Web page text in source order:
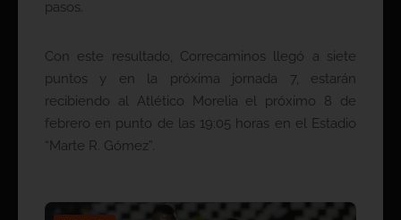
pasos.
Con este resultado, Correcaminos llegó a siete
puntos y en la próxima jornada 7, estarán
recibiendo al Atlético Morelia el próximo 8 de
febrero en punto de las 19:05 horas en el Estadio
“Marte R. Gómez”.